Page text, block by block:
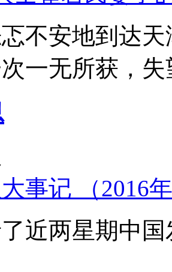
不安地到达
一无所获，
事记 （2016
近两星期中